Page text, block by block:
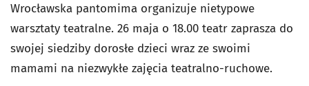
Wrocławska pantomima organizuje nietypowe
warsztaty teatralne. 26 maja o 18.00 teatr zaprasza do
swojej siedziby dorosłe dzieci wraz ze swoimi
mamami na niezwykłe zajęcia teatralno-ruchowe.